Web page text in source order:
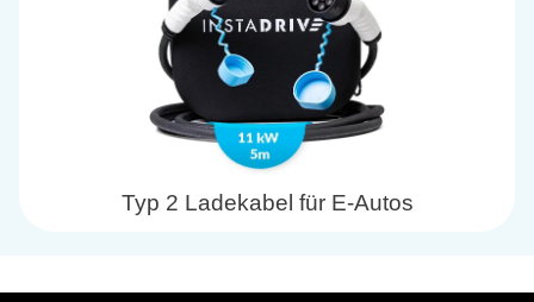
Typ 2 Ladekabel für E-Autos